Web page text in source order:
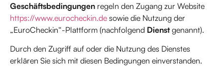
Geschäftsbedingungen regeln den Zugang zur Website
https://www.eurocheckin.de sowie die Nutzung der
„EuroCheckin“-Plattform (nachfolgend Dienstgenannt).
Durch den Zugriff auf oder die Nutzung des Dienstes
erklären Sie sich mit diesen Bedingungen einverstanden.